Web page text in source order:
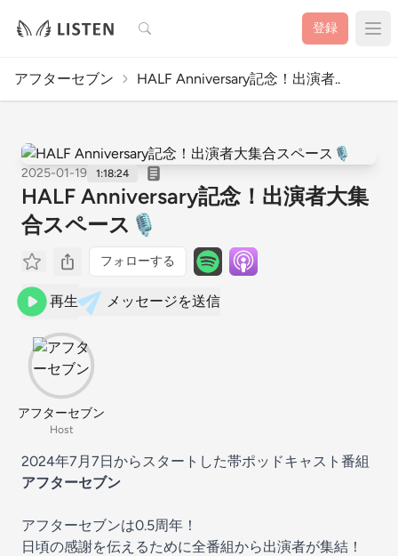
検索 登録
アフターセブン HALF Anniversary記念！出演者..
2025-01-19 1:18:24
HALF Anniversary記念！出演者大集
合スペース🎙
フォローする
再生 メッセージを送信
アフターセブン
Host
2024年7月7日からスタートした帯ポッドキャスト番組
アフターセブン
アフターセブンは0.5周年！
日頃の感謝を伝えるために全番組から出演者が集結！